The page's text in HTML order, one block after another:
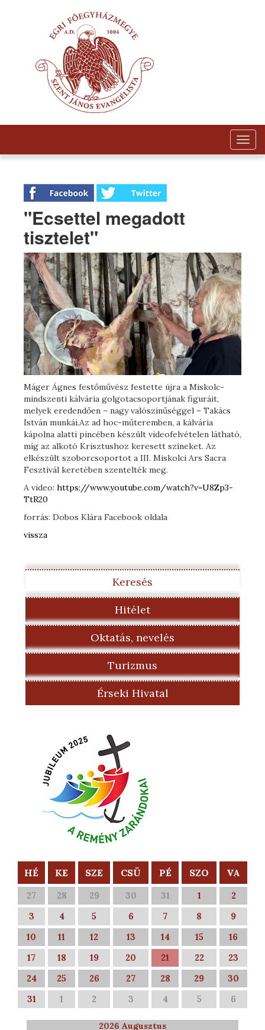
"Ecsettel megadott
tisztelet"
Máger Ágnes festőművész festette újra a Miskolc-
mindszenti kálvária golgotacsoportjának figuráit,
melyek eredendően – nagy valószínűséggel – Takács
István munkái.Az ad hoc-műteremben, a kálvária
kápolna alatti pincében készült videofelvételen látható,
míg az alkotó Krisztushoz keresett színeket. Az
elkészült szoborcsoportot a III. Miskolci Ars Sacra
Fesztivál keretében szentelték meg.
A video: https://www.youtube.com/watch?v=U8Zp3-
TtR20
forrás: Dobos Klára Facebook oldala
vissza
Keresés
Hitélet
Oktatás, nevelés
Turizmus
Érseki Hivatal
HÉ KE SZE CSÜ PÉ SZO VA
27 28 29 30 31 1
2
3
4 5 6 7 8
9
10
11 12 13 14 15
16
17
18 19 20 21 22
23
24
25 26 27 28 29
30
31
1 2 3 4 5 6
2026 Augusztus